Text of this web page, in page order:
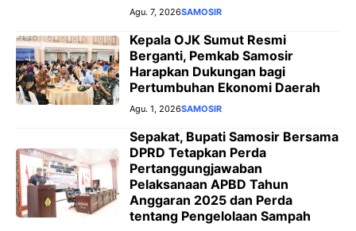
Agu. 7, 2026SAMOSIR
Kepala OJK Sumut Resmi
Berganti, Pemkab Samosir
Harapkan Dukungan bagi
Pertumbuhan Ekonomi Daerah
Agu. 1, 2026SAMOSIR
Sepakat, Bupati Samosir Bersama
DPRD Tetapkan Perda
Pertanggungjawaban
Pelaksanaan APBD Tahun
Anggaran 2025 dan Perda
tentang Pengelolaan Sampah